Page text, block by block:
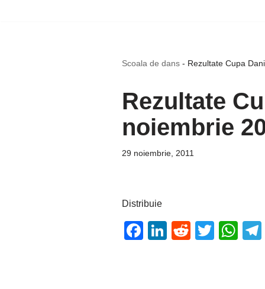
Scoala de dans - Rezultate Cupa
Rezultate
noiembrie
29 noiembrie, 2011
Distribuie
F
Li
R
T
W